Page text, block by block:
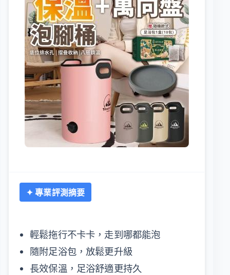
✦ 專業評測摘要
輕鬆拖行不卡卡，走到哪都能泡
隨附足浴包，放鬆更升級
長效保溫，足浴舒適更持久